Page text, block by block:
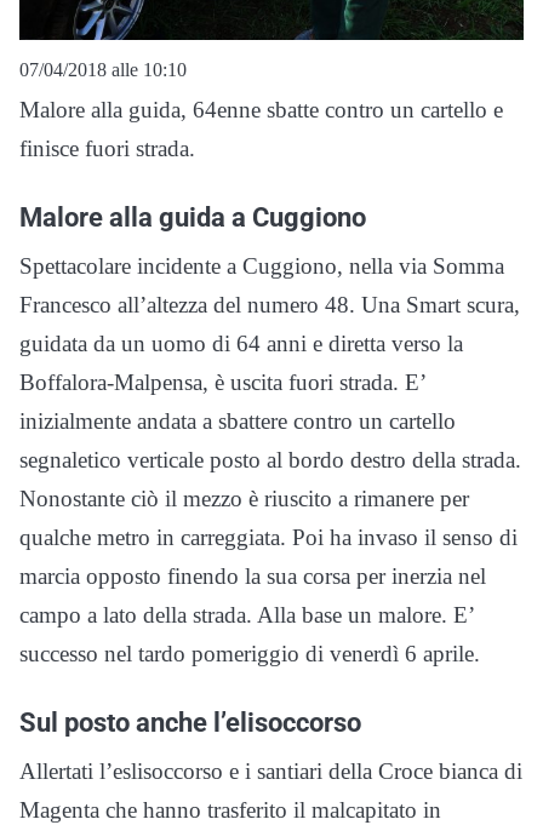
07/04/2018 alle 10:10
Malore alla guida, 64enne sbatte contro un cartello e
finisce fuori strada.
Malore alla guida a Cuggiono
Spettacolare incidente a Cuggiono, nella via Somma
Francesco all’altezza del numero 48. Una Smart scura,
guidata da un uomo di 64 anni e diretta verso la
Boffalora-Malpensa, è uscita fuori strada. E’
inizialmente andata a sbattere contro un cartello
segnaletico verticale posto al bordo destro della strada.
Nonostante ciò il mezzo è riuscito a rimanere per
qualche metro in carreggiata. Poi ha invaso il senso di
marcia opposto finendo la sua corsa per inerzia nel
campo a lato della strada. Alla base un malore. E’
successo nel tardo pomeriggio di venerdì 6 aprile.
Sul posto anche l’elisoccorso
Allertati l’eslisoccorso e i santiari della Croce bianca di
Magenta che hanno trasferito il malcapitato in